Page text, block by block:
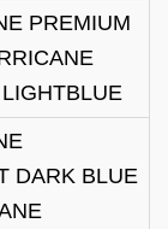
PREMIUM
DARK BLUE